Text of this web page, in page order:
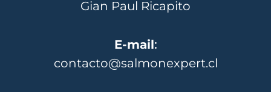
Gian Paul Ricapito
E-mail:
contacto@salmonexpert.cl